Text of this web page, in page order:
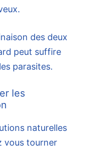
des deux
peut suffire
parasites.
les
naturelles
vous tourner